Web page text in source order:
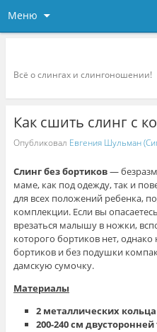
Меню
Всё о слингах и слингоношении!
Как сшить слинг с
Опубликовал Евгения Шульман
Слинг без бортиков—
маме, как под одежду, так и
для всех положений ребенка,
комплекции. Если вы
врезаться малышу в ножки,
которого бортиков нет, однако
бортиков и без подушки
дамскую сумочку.
Материалы
2 металлических кольца
200-240 см